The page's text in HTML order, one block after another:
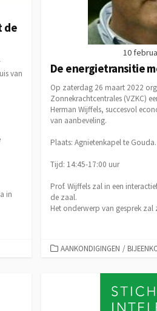
de
van
in
10
De energietransitie
Op zaterdag 26 maart 2022
Zonnekrachtcentrales (VZKC)
Herman Wijffels, succesvol
van aanbeveling.
Plaats: Agnietenkapel te Gouda.
Tijd: 14:45-17:00 uur
Prof. Wijffels zal in een
de zaal.
Het onderwerp van gesprek zal
CATEGORIEËN
AANKONDIGINGEN /